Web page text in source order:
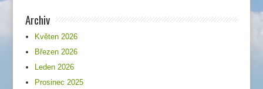
Archiv
Květen 2026
Březen 2026
Leden 2026
Prosinec 2025